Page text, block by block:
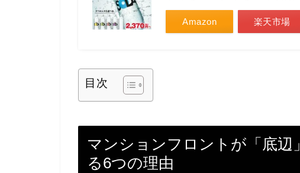
Amazon 楽天市場
目次
マンションフロントが「底
る6つの理由